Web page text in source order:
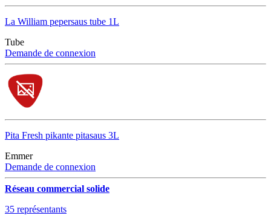
La William pepersaus tube 1L
Tube
Demande de connexion
Pita Fresh pikante pitasaus 3L
Emmer
Demande de connexion
Réseau commercial solide
35 représentants